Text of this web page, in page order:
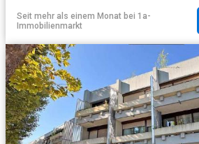
Seit mehr als einem Monat bei 1a-
Immobilienmarkt